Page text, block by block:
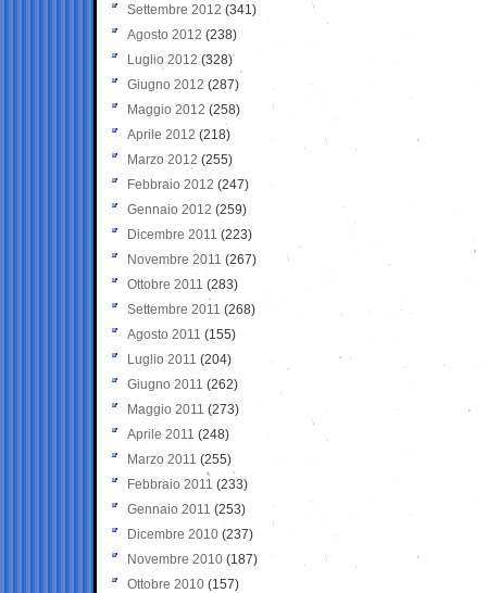
Settembre 2012 (341)
Agosto 2012 (238)
Luglio 2012 (328)
Giugno 2012 (287)
Maggio 2012 (258)
Aprile 2012 (218)
Marzo 2012 (255)
Febbraio 2012 (247)
Gennaio 2012 (259)
Dicembre 2011 (223)
Novembre 2011 (267)
Ottobre 2011 (283)
Settembre 2011 (268)
Agosto 2011 (155)
Luglio 2011 (204)
Giugno 2011 (262)
Maggio 2011 (273)
Aprile 2011 (248)
Marzo 2011 (255)
Febbraio 2011 (233)
Gennaio 2011 (253)
Dicembre 2010 (237)
Novembre 2010 (187)
Ottobre 2010 (157)